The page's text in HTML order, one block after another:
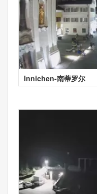
Innichen-南蒂罗尔